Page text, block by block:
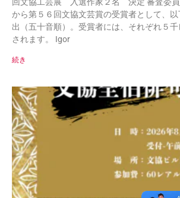
から第５６回文協文芸賞の受賞者として、
出（五十音順）。受賞者には、それぞれ５
されます。 Igor
続き